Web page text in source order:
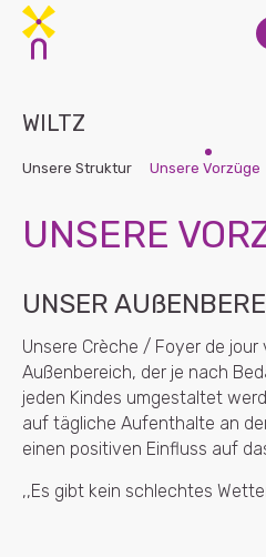
Skip to main content
WILTZ
Unsere Struktur Unsere Vorzüge
UNSERE
UNSER
Unsere Crèche / Foyer de
Außenbereich, der je nach
jeden Kindes umgestaltet
auf tägliche Aufenthalte an
einen positiven Einfluss auf
,,Es gibt kein schlechtes